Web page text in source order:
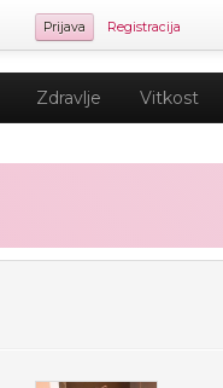
Prijava Registracija
Zdravlje Vitkost